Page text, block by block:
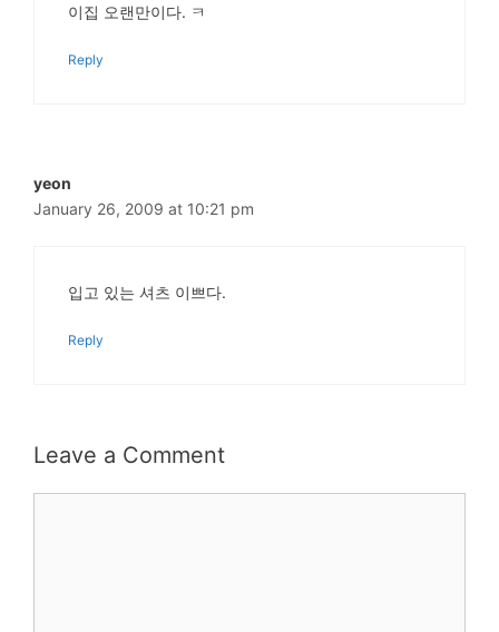
이집 오랜만이다. ㅋ
Reply
yeon
January 26, 2009 at 10:21 pm
입고 있는 셔츠 이쁘다.
Reply
Leave a Comment